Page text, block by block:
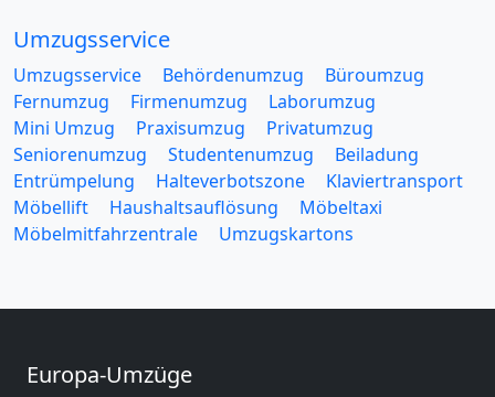
Umzugsservice
Umzugsservice Behördenumzug
Büroumzug
Fernumzug
Firmenumzug
Laborumzug
Mini Umzug
Praxisumzug
Privatumzug
Seniorenumzug
Studentenumzug
Beiladung
Entrümpelung
Halteverbotszone
Klaviertransport
Möbellift
Haushaltsauflösung
Möbeltaxi
Möbelmitfahrzentrale
Umzugskartons
Europa-Umzüge